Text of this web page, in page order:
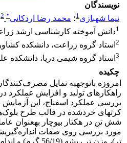
نویسندگان
نیما شهبازی1؛ محمد رضا اردکانی*
2
1دانش آموخته کارشناسی ارشد
2 استاد گروه زراعت، دانشکده
3 استاد گروه شیمی دریا، دانشکده
چکیده
امروزه باتوجهبه تمایل
راهکار‌های تولید و افزایش عملکرد
بررسی عملکرد اسفناج، این
کرت­های خردشده در قالب طرح
شش تن در هکتار بیوچار بهعنوان
مورد بررسی روی صفات اندازه‌گیری